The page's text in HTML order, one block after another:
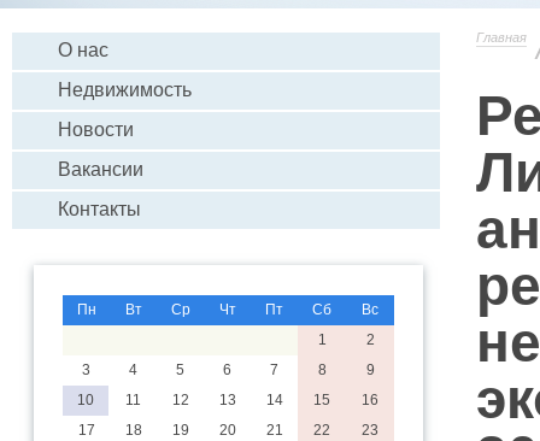
О нас
Недвижимость
Новости
Вакансии
Контакты
Пн Вт Ср Чт Пт Сб
Вс
1
2
3
4 5 6 7 8
9
10
11 12 13 14 15
16
17
18 19 20 21 22
23
Главная